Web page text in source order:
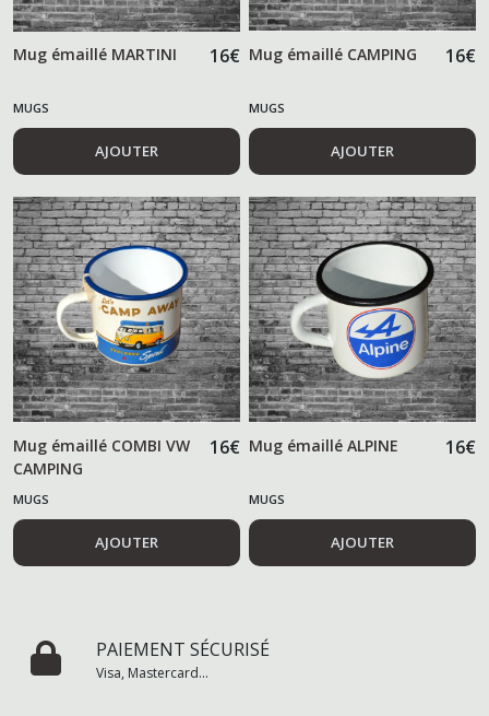
Mug émaillé MARTINI 16€
MUGS
AJOUTER
Mug émaillé CAMPING 16€
MUGS
AJOUTER
Mug émaillé COMBI VW
CAMPING
16€
MUGS
AJOUTER
Mug émaillé ALPINE 16€
MUGS
AJOUTER
PAIEMENT SÉCURISÉ
Visa, Mastercard...